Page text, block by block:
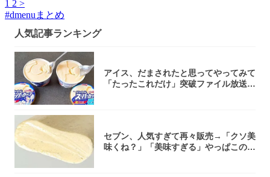
1 2 >
#dmenuまとめ
人気記事ランキング
アイス、だまされたと思ってやってみて
「たったこれだけ」突破ファイル放送で
セブン、人気すぎて再々販売→「クソ美
味くね？」「美味すぎる」やっぱこのク